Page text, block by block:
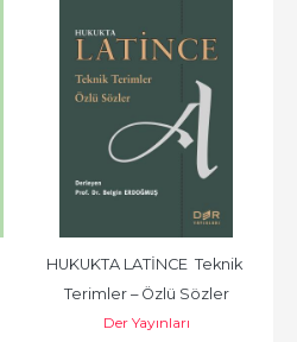
HUKUKTA LATİNCE  Teknik
Terimler – Özlü Sözler
Der Yayınları